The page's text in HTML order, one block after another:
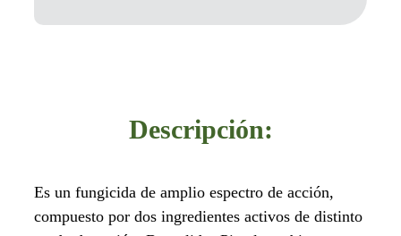
Descripción:
Es un fungicida de amplio espectro de acción,
compuesto por dos ingredientes activos de distinto